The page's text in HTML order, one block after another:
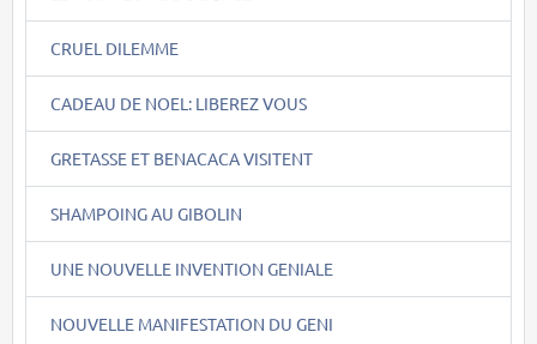
CRUEL DILEMME
CADEAU DE NOEL: LIBEREZ VOUS
GRETASSE ET BENACACA VISITENT
SHAMPOING AU GIBOLIN
UNE NOUVELLE INVENTION GENIALE
NOUVELLE MANIFESTATION DU GENI